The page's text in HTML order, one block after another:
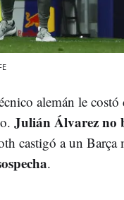
alemán le
Julián Álvarez no
castigó a un Barça
.